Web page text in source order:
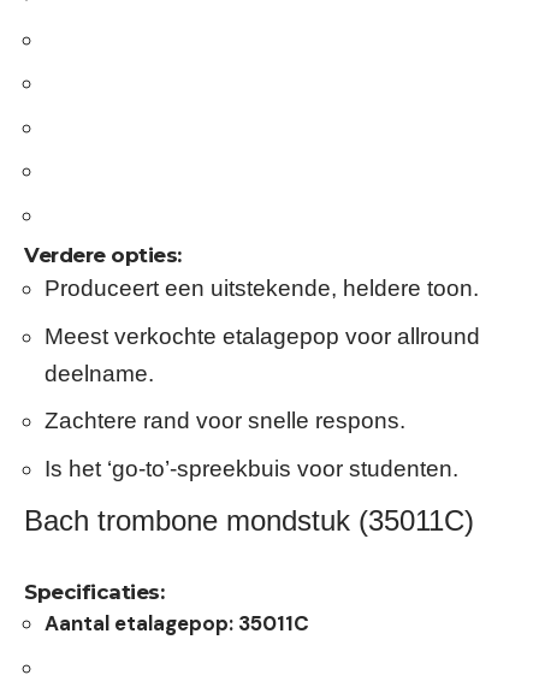
Verdere opties:
Produceert een uitstekende, heldere toon.
Meest verkochte etalagepop voor allround
deelname.
Zachtere rand voor snelle respons.
Is het ‘go-to’-spreekbuis voor studenten.
Bach trombone mondstuk (35011C)
Specificaties:
Aantal etalagepop: 35011C